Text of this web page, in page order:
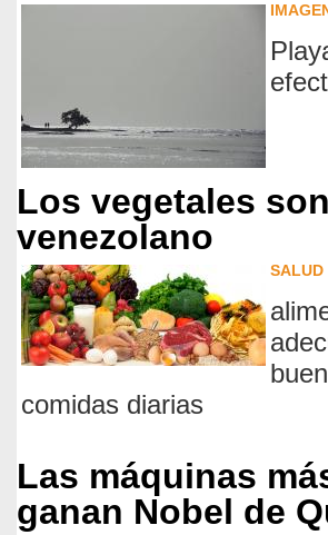
Los vegetales
venezolano
SALUD
comidas diarias
Las máquinas
ganan Nobel de